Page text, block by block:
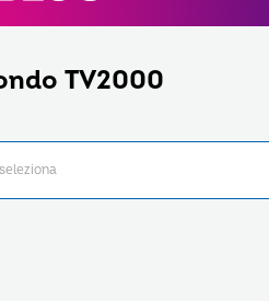
TV2000